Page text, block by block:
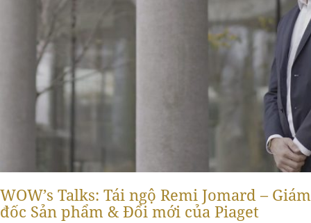
WOW’s Talks: Tái ngộ Remi Jomard – Giám
đốc Sản phẩm & Đổi mới của Piaget